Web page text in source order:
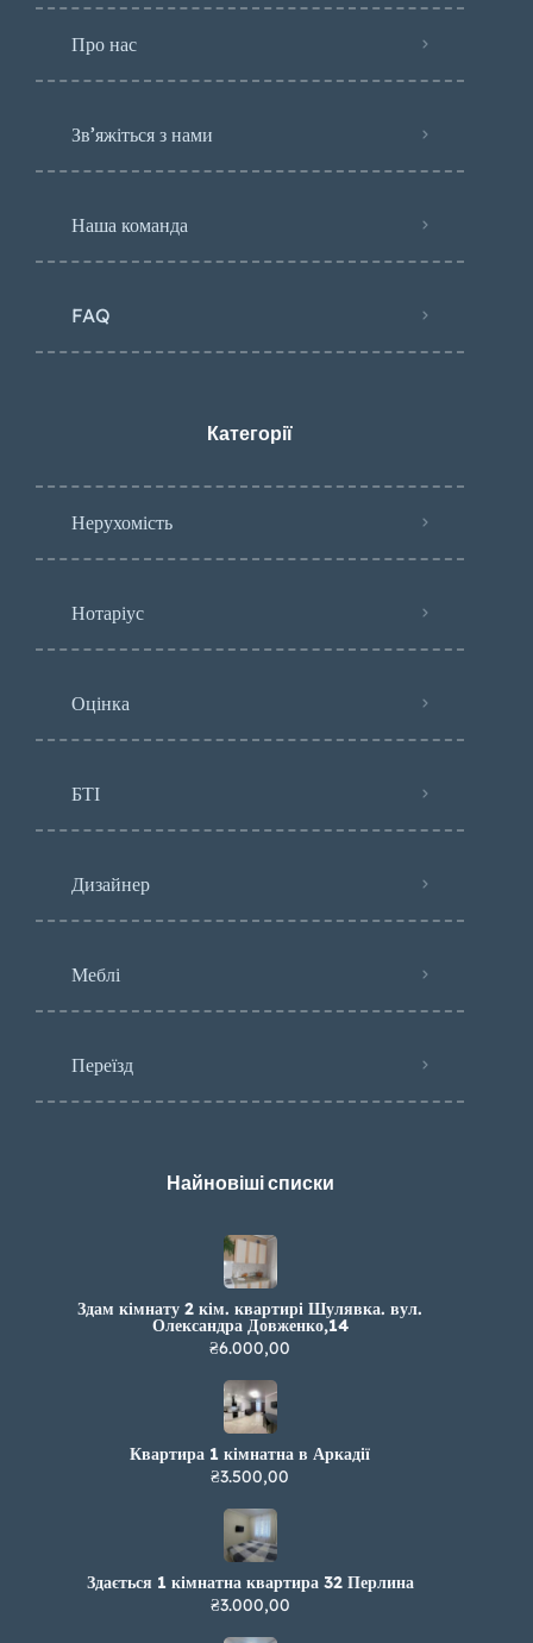
Про нас
Зв’яжіться з нами
Наша команда
FAQ
Категорії
Нерухомість
Нотаріус
Оцінка
БТІ
Дизайнер
Меблі
Переїзд
Найновіші списки
Здам кімнату 2 кім. квартирі Шулявка. вул.
Олександра Довженко,14
₴6.000,00
Квартира 1 кімнатна в Аркадії
₴3.500,00
Здається 1 кімнатна квартира 32 Перлина
₴3.000,00